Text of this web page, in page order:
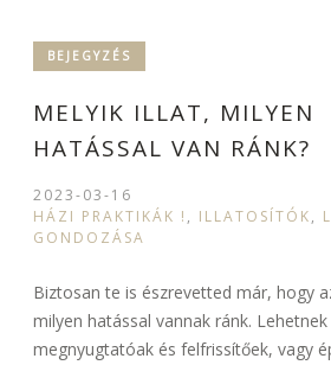
BEJEGYZÉS
MELYIK ILLAT, MILYEN
HATÁSSAL VAN RÁNK?
2023-03-16
HÁZI PRAKTIKÁK ! , ILLATOSÍTÓK,
GONDOZÁSA
Biztosan te is észrevetted már, hogy
milyen hatással vannak ránk. Lehetnek
megnyugtatóak és felfrissítőek, vagy